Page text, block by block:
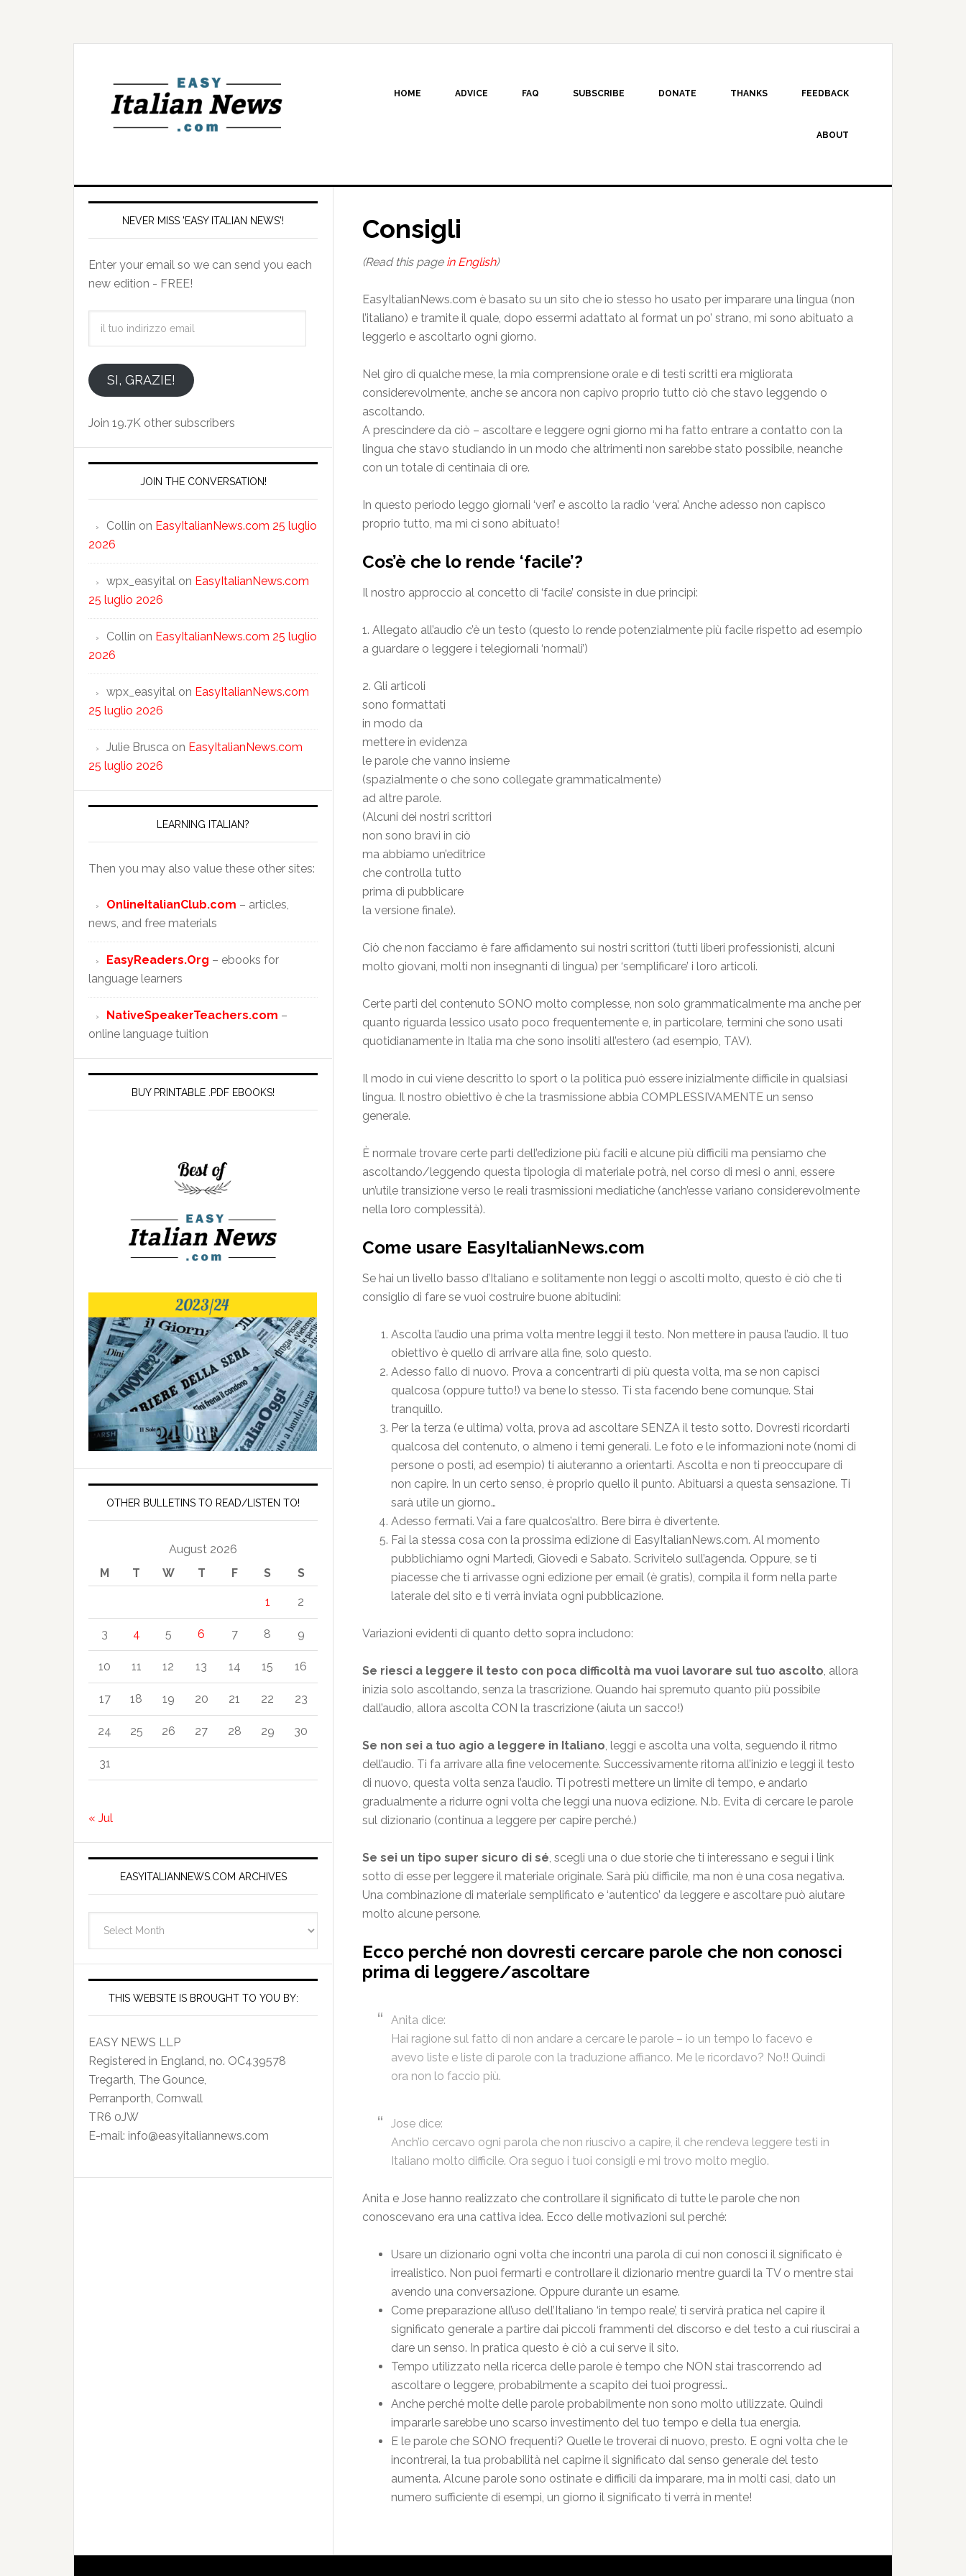
HOME ADVICE FAQ SUBSCRIBE DONATE THANKS FEEDBACK
ABOUT
Consigli
(Read this page in English)
EasyItalianNews.com è basato su un sito che io stesso ho usato per imparare una lingua (non
l’italiano) e tramite il quale, dopo essermi adattato al format un po’ strano, mi sono abituato a
leggerlo e ascoltarlo ogni giorno.
Nel giro di qualche mese, la mia comprensione orale e di testi scritti era migliorata
considerevolmente, anche se ancora non capivo proprio tutto ciò che stavo leggendo o
ascoltando.
A prescindere da ciò – ascoltare e leggere ogni giorno mi ha fatto entrare a contatto con la
lingua che stavo studiando in un modo che altrimenti non sarebbe stato possibile, neanche
con un totale di centinaia di ore.
In questo periodo leggo giornali ‘veri’ e ascolto la radio ‘vera’. Anche adesso non capisco
proprio tutto, ma mi ci sono abituato!
Cos’è che lo rende ‘facile’?
Il nostro approccio al concetto di ‘facile’ consiste in due principi:
1. Allegato all’audio c’è un testo (questo lo rende potenzialmente più facile rispetto ad esempio
a guardare o leggere i telegiornali ‘normali’)
2. Gli articoli
sono formattati
in modo da
mettere in evidenza
le parole che vanno insieme
(spazialmente o che sono collegate grammaticalmente)
ad altre parole.
(Alcuni dei nostri scrittori
non sono bravi in ciò
ma abbiamo un’editrice
che controlla tutto
prima di pubblicare
la versione finale).
Ciò che non facciamo è fare affidamento sui nostri scrittori (tutti liberi professionisti, alcuni
molto giovani, molti non insegnanti di lingua) per ‘semplificare’ i loro articoli.
Certe parti del contenuto SONO molto complesse, non solo grammaticalmente ma anche per
quanto riguarda lessico usato poco frequentemente e, in particolare, termini che sono usati
quotidianamente in Italia ma che sono insoliti all’estero (ad esempio, TAV).
Il modo in cui viene descritto lo sport o la politica può essere inizialmente difficile in qualsiasi
lingua. Il nostro obiettivo è che la trasmissione abbia COMPLESSIVAMENTE un senso
generale.
È normale trovare certe parti dell’edizione più facili e alcune più difficili ma pensiamo che
ascoltando/leggendo questa tipologia di materiale potrà, nel corso di mesi o anni, essere
un’utile transizione verso le reali trasmissioni mediatiche (anch’esse variano considerevolmente
nella loro complessità).
Come usare EasyItalianNews.com
Se hai un livello basso d’Italiano e solitamente non leggi o ascolti molto, questo è ciò che ti
consiglio di fare se vuoi costruire buone abitudini:
Ascolta l’audio una prima volta mentre leggi il testo. Non mettere in pausa l’audio. Il tuo
obiettivo è quello di arrivare alla fine, solo questo.
Adesso fallo di nuovo. Prova a concentrarti di più questa volta, ma se non capisci
qualcosa (oppure tutto!) va bene lo stesso. Ti sta facendo bene comunque. Stai
tranquillo.
Per la terza (e ultima) volta, prova ad ascoltare SENZA il testo sotto. Dovresti ricordarti
qualcosa del contenuto, o almeno i temi generali. Le foto e le informazioni note (nomi di
persone o posti, ad esempio) ti aiuteranno a orientarti. Ascolta e non ti preoccupare di
non capire. In un certo senso, è proprio quello il punto. Abituarsi a questa sensazione. Ti
sarà utile un giorno…
Adesso fermati. Vai a fare qualcos’altro. Bere birra è divertente.
Fai la stessa cosa con la prossima edizione di EasyItalianNews.com. Al momento
pubblichiamo ogni Martedì, Giovedì e Sabato. Scrivitelo sull’agenda. Oppure, se ti
piacesse che ti arrivasse ogni edizione per email (è gratis), compila il form nella parte
laterale del sito e ti verrà inviata ogni pubblicazione.
Variazioni evidenti di quanto detto sopra includono:
Se riesci a leggere il testo con poca difficoltà ma vuoi lavorare sul tuo ascolto, allora
inizia solo ascoltando, senza la trascrizione. Quando hai spremuto quanto più possibile
dall’audio, allora ascolta CON la trascrizione (aiuta un sacco!)
Se non sei a tuo agio a leggere in Italiano, leggi e ascolta una volta, seguendo il ritmo
dell’audio. Ti fa arrivare alla fine velocemente. Successivamente ritorna all’inizio e leggi il testo
di nuovo, questa volta senza l’audio. Ti potresti mettere un limite di tempo, e andarlo
gradualmente a ridurre ogni volta che leggi una nuova edizione. N.b. Evita di cercare le parole
sul dizionario (continua a leggere per capire perché.)
Se sei un tipo super sicuro di sé, scegli una o due storie che ti interessano e segui i link
sotto di esse per leggere il materiale originale. Sarà più difficile, ma non è una cosa negativa.
Una combinazione di materiale semplificato e ‘autentico’ da leggere e ascoltare può aiutare
molto alcune persone.
Ecco perché non dovresti cercare parole che non conosci
prima di leggere/ascoltare
Anita dice:
Hai ragione sul fatto di non andare a cercare le parole – io un tempo lo facevo e
avevo liste e liste di parole con la traduzione affianco. Me le ricordavo? No!! Quindi
ora non lo faccio più.
Jose dice:
Anch’io cercavo ogni parola che non riuscivo a capire, il che rendeva leggere testi in
Italiano molto difficile. Ora seguo i tuoi consigli e mi trovo molto meglio.
Anita e Jose hanno realizzato che controllare il significato di tutte le parole che non
conoscevano era una cattiva idea. Ecco delle motivazioni sul perché:
Usare un dizionario ogni volta che incontri una parola di cui non conosci il significato è
irrealistico. Non puoi fermarti e controllare il dizionario mentre guardi la TV o mentre stai
avendo una conversazione. Oppure durante un esame.
Come preparazione all’uso dell’Italiano ‘in tempo reale’, ti servirà pratica nel capire il
significato generale a partire dai piccoli frammenti del discorso e del testo a cui riuscirai a
dare un senso. In pratica questo è ciò a cui serve il sito.
Tempo utilizzato nella ricerca delle parole è tempo che NON stai trascorrendo ad
ascoltare o leggere, probabilmente a scapito dei tuoi progressi…
Anche perché molte delle parole probabilmente non sono molto utilizzate. Quindi
impararle sarebbe uno scarso investimento del tuo tempo e della tua energia.
E le parole che SONO frequenti? Quelle le troverai di nuovo, presto. E ogni volta che le
incontrerai, la tua probabilità nel capirne il significato dal senso generale del testo
aumenta. Alcune parole sono ostinate e difficili da imparare, ma in molti casi, dato un
numero sufficiente di esempi, un giorno il significato ti verrà in mente!
NEVER MISS 'EASY ITALIAN NEWS'!
Enter your email so we can send you each
new edition - FREE!
emailSI, GRAZIE!
Join 19.7K other subscribers
JOIN THE CONVERSATION!
Collin on EasyItalianNews.com 25 luglio
2026
wpx_easyital on EasyItalianNews.com
25 luglio 2026
Collin on EasyItalianNews.com 25 luglio
2026
wpx_easyital on EasyItalianNews.com
25 luglio 2026
Julie Brusca on EasyItalianNews.com
25 luglio 2026
LEARNING ITALIAN?
Then you may also value these other sites:
OnlineItalianClub.com – articles,
news, and free materials
EasyReaders.Org – ebooks for
language learners
NativeSpeakerTeachers.com –
online language tuition
BUY PRINTABLE .PDF EBOOKS!
OTHER BULLETINS TO READ/LISTEN TO!
August 2026
M
T W T F S S
1 2
3 4 5 6 7 8 9
10 11 12 13 14 15 16
17 18 19 20 21 22 23
24 25 26 27 28 29 30
31
« Jul
EASYITALIANNEWS.COM ARCHIVES
Archives
THIS WEBSITE IS BROUGHT TO YOU BY:
EASY NEWS LLP
Registered in England, no. OC439578
Tregarth, The Gounce,
Perranporth, Cornwall
TR6 0JW
E-mail: info@easyitaliannews.com